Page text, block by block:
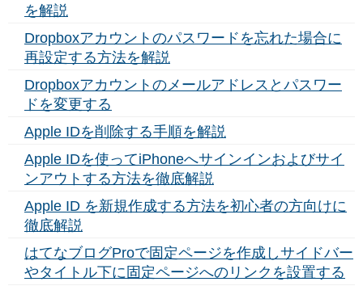
を解説
Dropboxアカウントのパスワードを忘れた場合に
再設定する方法を解説
Dropboxアカウントのメールアドレスとパスワー
ドを変更する
Apple IDを削除する手順を解説
Apple IDを使ってiPhoneへサインインおよびサイ
ンアウトする方法を徹底解説
Apple ID を新規作成する方法を初心者の方向けに
徹底解説
はてなブログProで固定ページを作成しサイドバー
やタイトル下に固定ページへのリンクを設置する